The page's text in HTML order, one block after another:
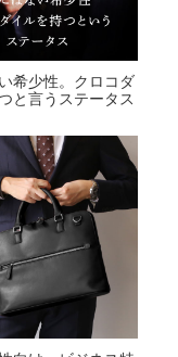
希少性。クロコダ
と言うステータス